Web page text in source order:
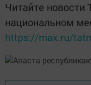
Читайте новости
национальном
https://max.ru/